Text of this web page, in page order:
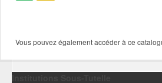
Vous pouvez également accéder à ce